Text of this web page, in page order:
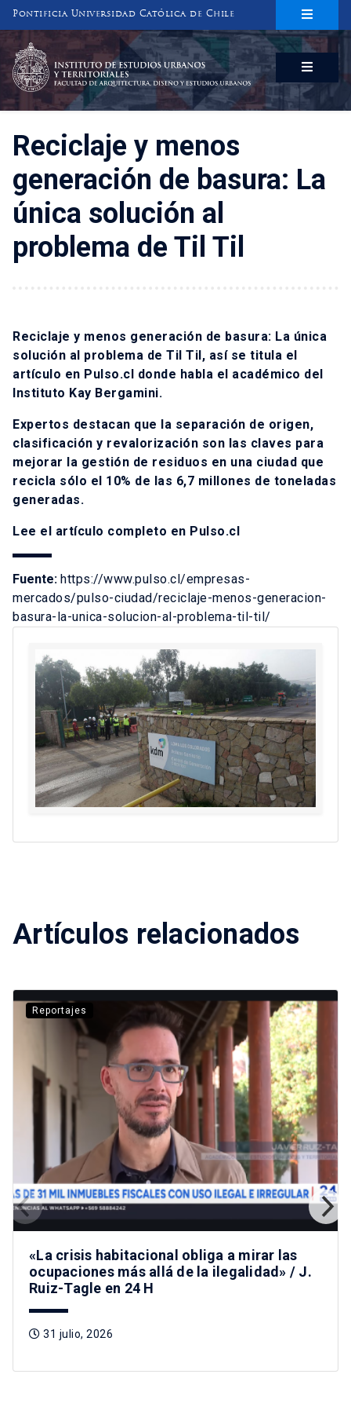
Pontificia Universidad Católica de Chile
INSTITUTO DE ESTUDIOS URBANOS
Y TERRITORIALES
FACULTAD DE ARQUITECTURA, DISEÑO Y ESTUDIOS URBANOS
Reciclaje y menos
generación de basura: La
única solución al
problema de Til Til
Reciclaje y menos generación de basura: La única
solución al problema de Til Til, así se titula el
artículo en Pulso.cl donde habla el académico del
Instituto Kay Bergamini.
Expertos destacan que la separación de origen,
clasificación y revalorización son las claves para
mejorar la gestión de residuos en una ciudad que
recicla sólo el 10% de las 6,7 millones de toneladas
generadas.
Lee el artículo completo en Pulso.cl
Fuente: https://www.pulso.cl/empresas-
mercados/pulso-ciudad/reciclaje-menos-generacion-
basura-la-unica-solucion-al-problema-til-til/
Artículos relacionados
Reportajes
«La crisis habitacional obliga a mirar las
ocupaciones más allá de la ilegalidad» / J.
Ruiz-Tagle en 24 H
31 julio, 2026